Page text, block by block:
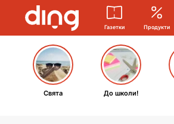
Газетки Продукти
Свята До школи!